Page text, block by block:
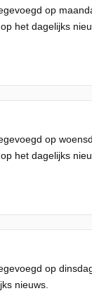
op
het dagelijks
op
het dagelijks
op
nieuws.